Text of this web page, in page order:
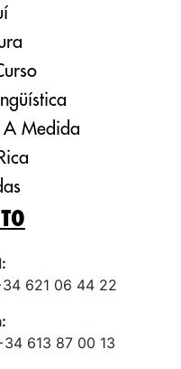
A Medida
621 06 44 22
613 87 00 13